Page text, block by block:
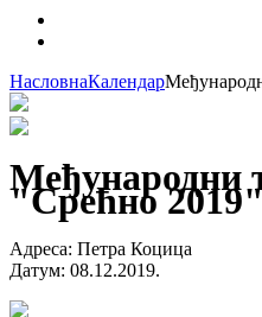
НасловнаКалендар
Међународни
"Срећно
Адреса: Петра Коцица
Датум: 08.12.2019.